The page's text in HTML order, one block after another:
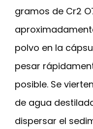
gramos de Cr2
polvo en la
pesar
posible. Se
de agua
dispersar el